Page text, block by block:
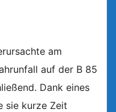
am
auf der B 85
Dank eines
sie kurze Zeit